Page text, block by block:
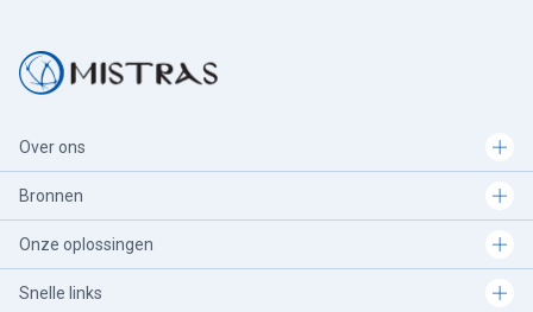
Over ons
Bronnen
Onze oplossingen
Snelle links